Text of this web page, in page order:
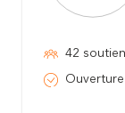
42